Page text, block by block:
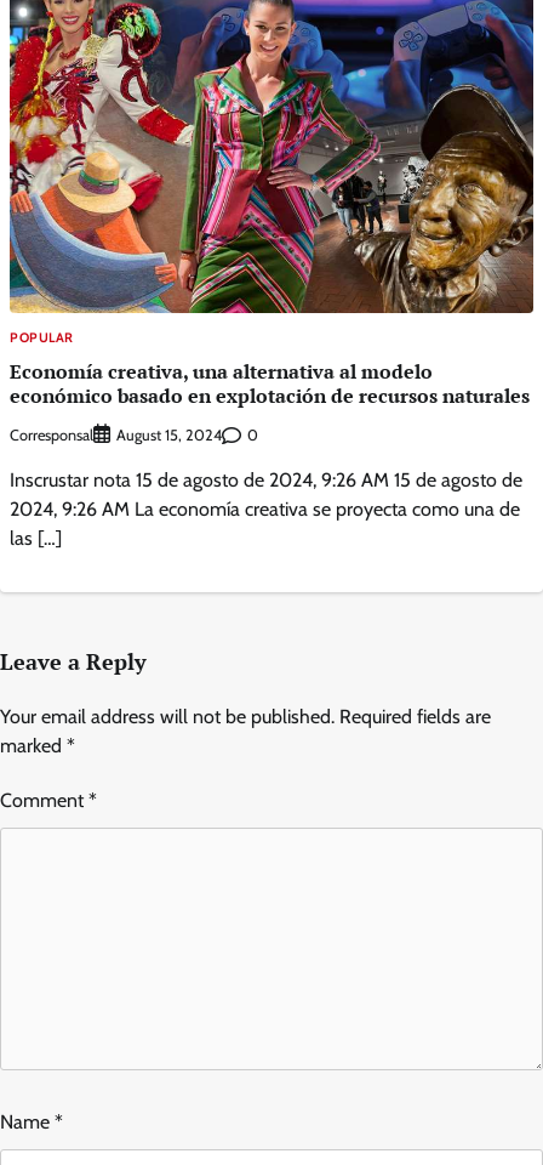
POPULAR
Economía creativa, una alternativa al modelo
económico basado en explotación de recursos naturales
Corresponsal August 15, 2024 0
Inscrustar nota 15 de agosto de 2024, 9:26 AM 15 de agosto de
2024, 9:26 AM La economía creativa se proyecta como una de
las […]
Leave a Reply
Your email address will not be published. Required fields are
marked *
Comment*
Name *